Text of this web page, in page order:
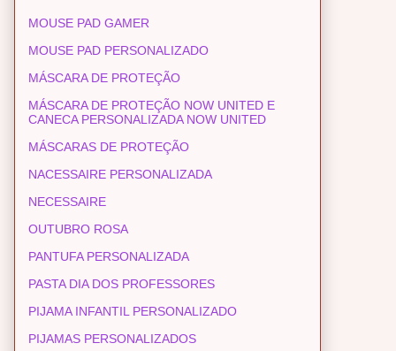
MOUSE PAD GAMER
MOUSE PAD PERSONALIZADO
MÁSCARA DE PROTEÇÃO
MÁSCARA DE PROTEÇÃO NOW UNITED E
CANECA PERSONALIZADA NOW UNITED
MÁSCARAS DE PROTEÇÃO
NACESSAIRE PERSONALIZADA
NECESSAIRE
OUTUBRO ROSA
PANTUFA PERSONALIZADA
PASTA DIA DOS PROFESSORES
PIJAMA INFANTIL PERSONALIZADO
PIJAMAS PERSONALIZADOS